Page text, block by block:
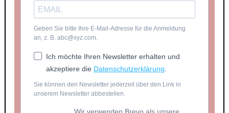
Geben Sie bitte Ihre E-Mail-Adresse für die Anmeldung
an, z. B. abc@xyz.com.
Ich möchte Ihren Newsletter erhalten und
akzeptiere die Datenschutzerklärung
Sie können den Newsletter jederzeit über den Link in
unserem Newsletter abbestellen.
Wir verwenden Brevo als unsere